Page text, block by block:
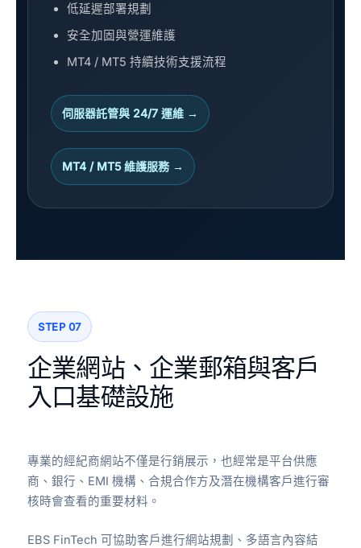
低延遲部署規劃
安全加固與營運維護
MT4 / MT5 持續技術支援流程
伺服器託管與 24/7 運維 →
MT4 / MT5 維護服務 →
STEP 07
企業網站、企業郵箱與客戶
入口基礎設施
專業的經紀商網站不僅是行銷展示，也經常是平台供應
商、銀行、EMI 機構、合規合作方及潛在機構客戶進行審
核時會查看的重要材料。
EBS FinTech 可協助客戶進行網站規劃、多語言內容結